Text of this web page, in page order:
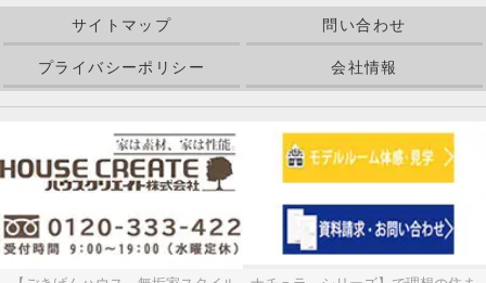
サイトマップ 問い合わせ
プライバシーポリシー 会社情報